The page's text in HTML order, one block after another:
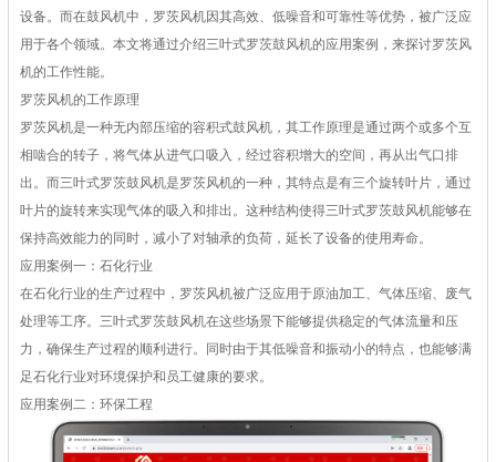
设备。而在鼓风机中，罗茨风机因其高效、低噪音和可靠性等优势，被广泛应
用于各个领域。本文将通过介绍三叶式罗茨鼓风机的应用案例，来探讨罗茨风
机的工作性能。
罗茨风机的工作原理
罗茨风机是一种无内部压缩的容积式鼓风机，其工作原理是通过两个或多个互
相啮合的转子，将气体从进气口吸入，经过容积增大的空间，再从出气口排
出。而三叶式罗茨鼓风机是罗茨风机的一种，其特点是有三个旋转叶片，通过
叶片的旋转来实现气体的吸入和排出。这种结构使得三叶式罗茨鼓风机能够在
保持高效能力的同时，减小了对轴承的负荷，延长了设备的使用寿命。
应用案例一：石化行业
在石化行业的生产过程中，罗茨风机被广泛应用于原油加工、气体压缩、废气
处理等工序。三叶式罗茨鼓风机在这些场景下能够提供稳定的气体流量和压
力，确保生产过程的顺利进行。同时由于其低噪音和振动小的特点，也能够满
足石化行业对环境保护和员工健康的要求。
应用案例二：环保工程